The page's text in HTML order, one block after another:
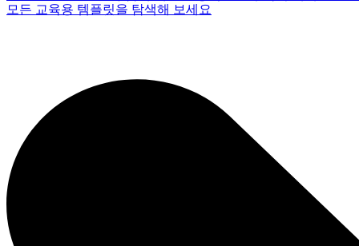
모든 교육용 템플릿을 탐색해 보세요